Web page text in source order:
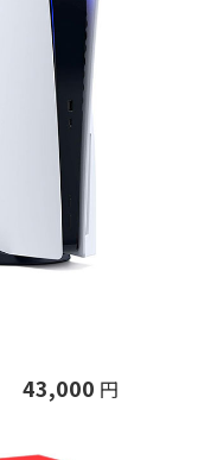
43,000 円